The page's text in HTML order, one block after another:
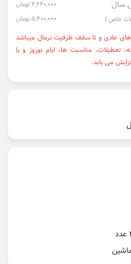
4,440,000 تومان
خاص ) 5,400,000 تومان
عادی و تا سقف ظرفیت نرمال میباشد
مناسبت ها، ایام نوروز و یا
می یابد.